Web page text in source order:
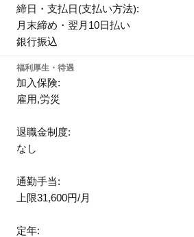
締日・支払日(支払い方法):
月末締め・翌月10日払い
銀行振込
福利厚生・待遇
加入保険:
雇用,労災
退職金制度:
なし
通勤手当:
上限31,600円/月
定年: